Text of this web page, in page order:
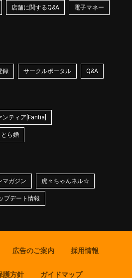
店舗に関するQ&A 電子マネー
録 サークルポータル Q&A
ンティア[Fantia]
とら婚
マガジン 虎々ちゃんネル☆
プデート情報
広告のご案内 採用情報
護方針 ガイドマップ